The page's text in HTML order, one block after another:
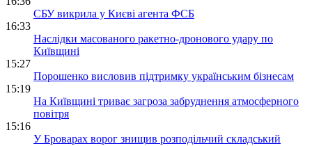
СБУ викрила у Києві агента ФСБ
16:33
Наслідки масованого ракетно-дронового удару по
Київщині
15:27
Порошенко висловив підтримку українським бізнесам
15:19
На Київщині триває загроза забруднення атмосферного
повітря
15:16
У Броварах ворог знищив розподільчий складський